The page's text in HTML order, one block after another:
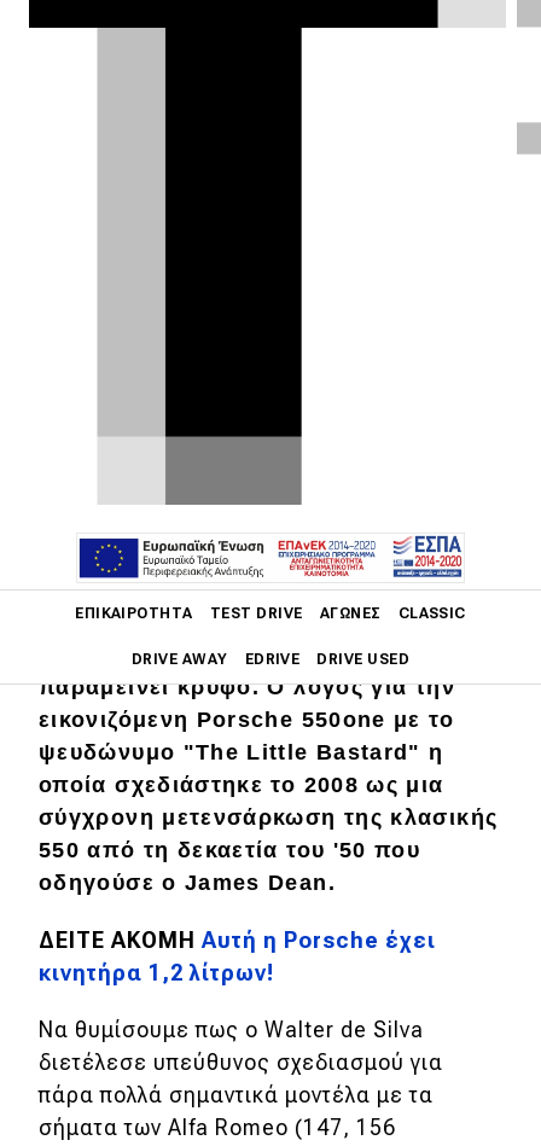
ΕΠΙΚΑΙΡΌΤΗΤΑ TEST DRIVE ΑΓΏΝΕΣ CLASSIC
DRIVE AWAY EDRIVE DRIVE USED
Main navigation
Επικαιρότητα
Νέα μοντέλα
Πρωτότυπα
Ελλάδα
Κόσμος
Τεχνολογία
Ασφάλεια
Αγορά
Απόψεις
σχεδιαστές αυτοκινήτων, δημοσίευσε
στον προσωπικό του λογαριασμό στο
Instagram φωτογραφίες από ένα
project που μέχρι σήμερα είχε
παραμείνει κρυφό. Ο λόγος για την
εικονιζόμενη Porsche 550one με το
ψευδώνυμο "The Little Bastard" η
οποία σχεδιάστηκε το 2008 ως μια
σύγχρονη μετενσάρκωση της κλασικής
550 από τη δεκαετία του '50 που
οδηγούσε ο James Dean.
ΔΕΙΤΕ ΑΚΟΜΗ Αυτή η Porsche έχει
κινητήρα 1,2 λίτρων!
Να θυμίσουμε πως ο Walter de Silva
διετέλεσε υπεύθυνος σχεδιασμού για
πάρα πολλά σημαντικά μοντέλα με τα
σήματα των Alfa Romeo (147, 156